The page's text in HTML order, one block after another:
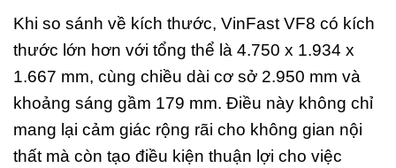
Khi so sánh về kích thước, VinFast VF8 có kích
thước lớn hơn với tổng thể là 4.750 x 1.934 x
1.667 mm, cùng chiều dài cơ sở 2.950 mm và
khoảng sáng gầm 179 mm. Điều này không chỉ
mang lại cảm giác rộng rãi cho không gian nội
thất mà còn tạo điều kiện thuận lợi cho việc